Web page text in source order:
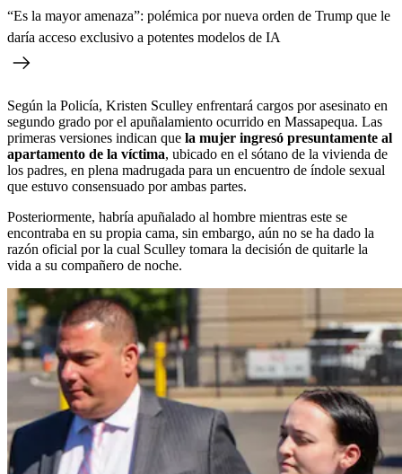
“Es la mayor amenaza”: polémica por nueva orden de Trump que le
daría acceso exclusivo a potentes modelos de IA
Según la Policía, Kristen Sculley enfrentará cargos por asesinato en
segundo grado por el apuñalamiento ocurrido en Massapequa. Las
primeras versiones indican que la mujer ingresó presuntamente al
apartamento de la víctima, ubicado en el sótano de la vivienda de
los padres, en plena madrugada para un encuentro de índole sexual
que estuvo consensuado por ambas partes.
Posteriormente, habría apuñalado al hombre mientras este se
encontraba en su propia cama, sin embargo, aún no se ha dado la
razón oficial por la cual Sculley tomara la decisión de quitarle la
vida a su compañero de noche.